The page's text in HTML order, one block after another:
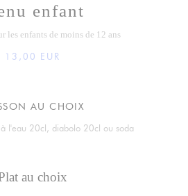
enfant
les enfants de moins de 12 ans
13,00 EUR
AU CHOIX
l'eau 20cl, diabolo 20cl ou soda
au choix